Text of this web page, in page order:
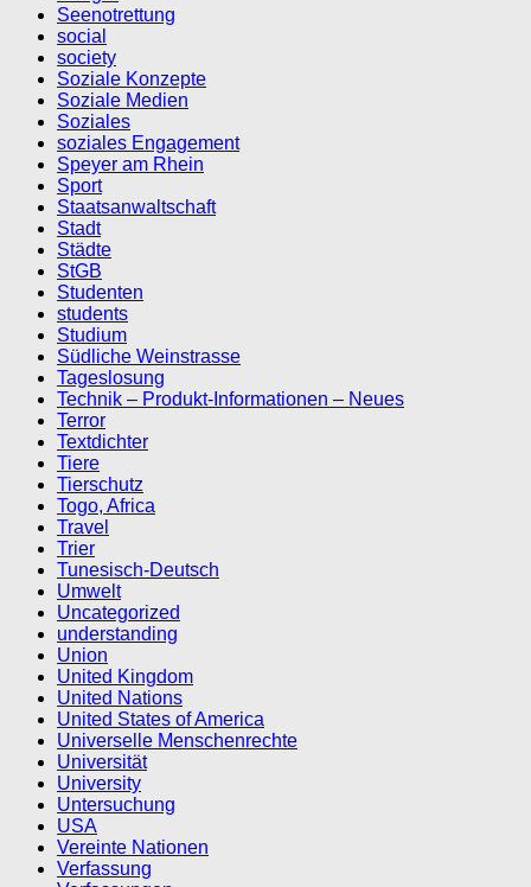
Seenotrettung
social
society
Soziale Konzepte
Soziale Medien
Soziales
soziales Engagement
Speyer am Rhein
Sport
Staatsanwaltschaft
Stadt
Städte
StGB
Studenten
students
Studium
Südliche Weinstrasse
Tageslosung
Technik – Produkt-Informationen – Neues
Terror
Textdichter
Tiere
Tierschutz
Togo, Africa
Travel
Trier
Tunesisch-Deutsch
Umwelt
Uncategorized
understanding
Union
United Kingdom
United Nations
United States of America
Universelle Menschenrechte
Universität
University
Untersuchung
USA
Vereinte Nationen
Verfassung